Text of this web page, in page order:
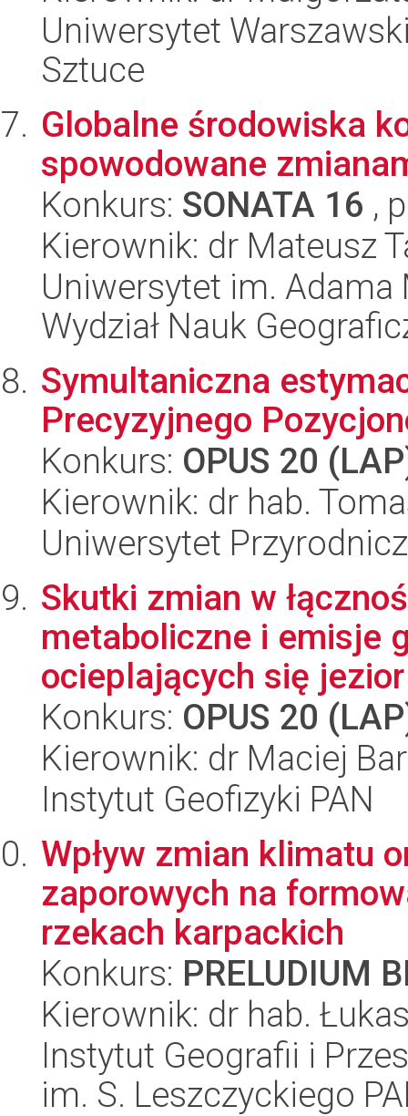
Uniwersytet
Sztuce
Globalne środowiska
spowodowane
Konkurs: SONATA 16 ,
Kierownik: dr Mateusz
Uniwersytet im.
Wydział Nauk
Symultaniczna
Precyzyjnego
Konkurs: OPUS 20
Kierownik: dr hab.
Uniwersytet
Skutki zmian w
metaboliczne i emisje
ocieplających się
Konkurs: OPUS 20
Kierownik: dr Maciej
Instytut Geofizyki PAN
Wpływ zmian klimatu
zaporowych na
rzekach karpackich
Konkurs: PRELUDIUM
Kierownik: dr hab.
Instytut Geografii i
im. S. Leszczyckiego